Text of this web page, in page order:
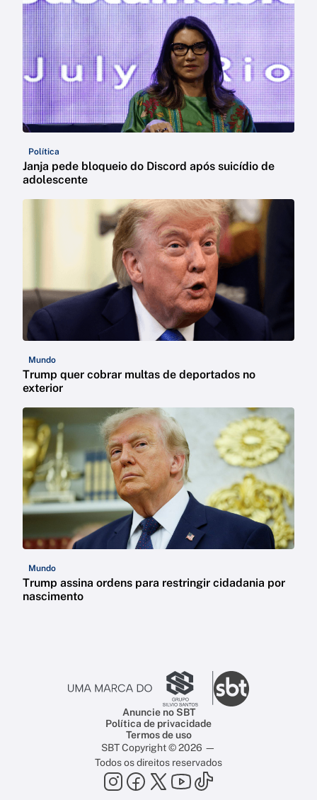
Política
Janja pede bloqueio do Discord após suicídio de
adolescente
Mundo
Trump quer cobrar multas de deportados no
exterior
Mundo
Trump assina ordens para restringir cidadania por
nascimento
Anuncie no SBT
Política de privacidade
Termos de uso
SBT Copyright © 2026 —
Todos os direitos reservados